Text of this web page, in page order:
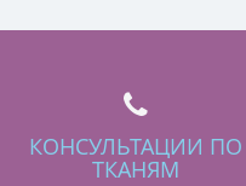
КОНСУЛЬТАЦИИ ПО
ТКАНЯМ